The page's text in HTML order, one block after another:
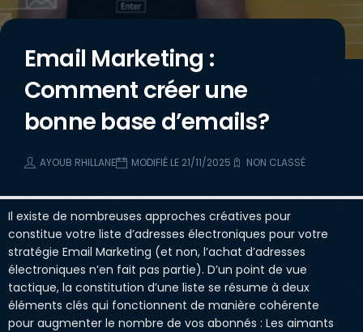
Email Marketing :
Comment créer une
bonne base d’emails?
AYOUB RHILLANE MODIFIÉ LE 21/11/2025 NON CLASSÉ
Il existe de nombreuses approches créatives pour
constitue votre liste d’adresses électroniques pour votre
stratégie Email Marketing (et non, l’achat d’adresses
électroniques n’en fait pas partie). D’un point de vue
tactique, la constitution d’une liste se résume à deux
éléments clés qui fonctionnent de manière cohérente
pour augmenter le nombre de vos abonnés : Les aimants